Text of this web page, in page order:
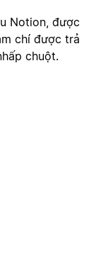
Notion, được
chí được trả
chuột.